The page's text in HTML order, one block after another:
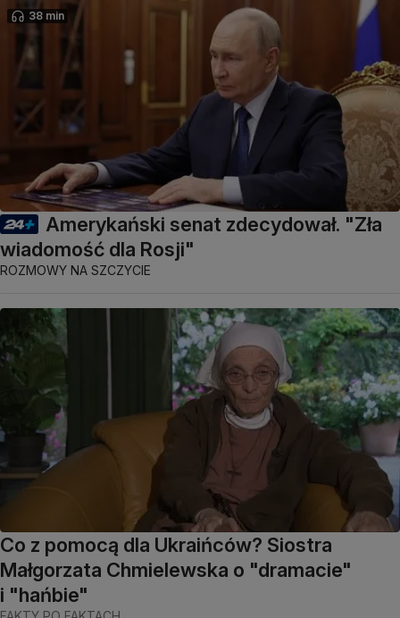
38 min
Amerykański senat zdecydował. "Zła
wiadomość dla Rosji"
ROZMOWY NA SZCZYCIE
Co z pomocą dla Ukraińców? Siostra
Małgorzata Chmielewska o "dramacie"
i "hańbie"